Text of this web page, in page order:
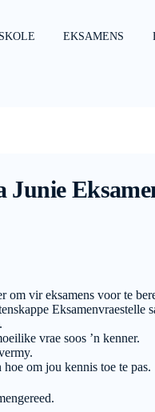
EKSAMENS
om vir eksamens voor te
Eksamenvraestelle
vrae soos ’n kenner.
om jou kennis toe te pas.